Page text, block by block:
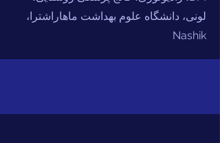
لونی، دانشگاه علوم بهداشت ماهاراشترا،
Nashik